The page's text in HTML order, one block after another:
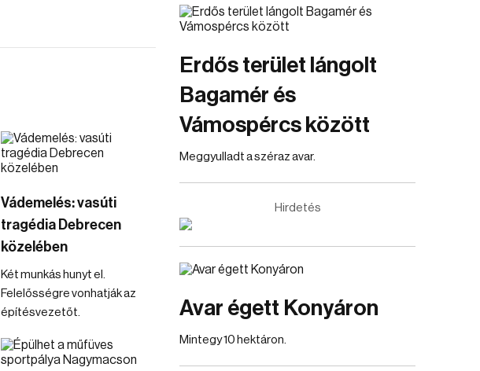
Vádemelés: vasúti
tragédia Debrecen
közelében
Két munkás hunyt el.
Felelősségre vonhatják az
építésvezetőt.
Erdős terület lángolt
Bagamér és
Vámospércs között
Meggyulladt a széraz avar.
Hirdetés
Avar égett Konyáron
Mintegy 10 hektáron.